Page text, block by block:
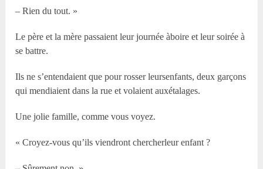
– Rien du tout. »
Le père et la mère passaient leur journée àboire et leur soirée à
se battre.
Ils ne s’entendaient que pour rosser leursenfants, deux garçons
qui mendiaient dans la rue et volaient auxétalages.
Une jolie famille, comme vous voyez.
« Croyez-vous qu’ils viendront chercherleur enfant ?